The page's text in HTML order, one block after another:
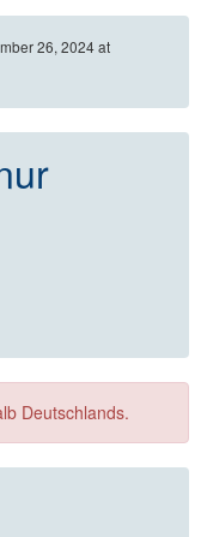
26, 2024 at
Deutschlands.